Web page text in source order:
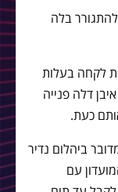
בלה
לקחה בעלות
דלה פנייה
כעת.
ביהלום נדיר
עם